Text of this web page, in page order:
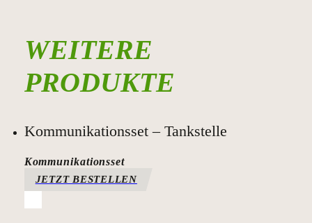
WEITERE
PRODUKTE
Kommunikationsset – Tankstelle
Kommunikationsset
JETZT BESTELLEN